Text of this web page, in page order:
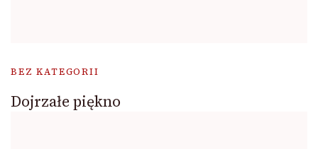
BEZ KATEGORII
Dojrzałe piękno